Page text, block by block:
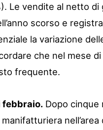
Le vendite al netto
scorso e
la variazione
che nel mese
frequente.
febbraio. Dopo
manifatturiera